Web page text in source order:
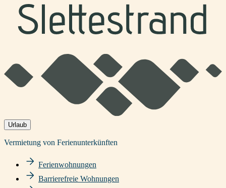
Urlaub
Vermietung von Ferienunterkünften
Ferienwohnungen
Barrierefreie Wohnungen